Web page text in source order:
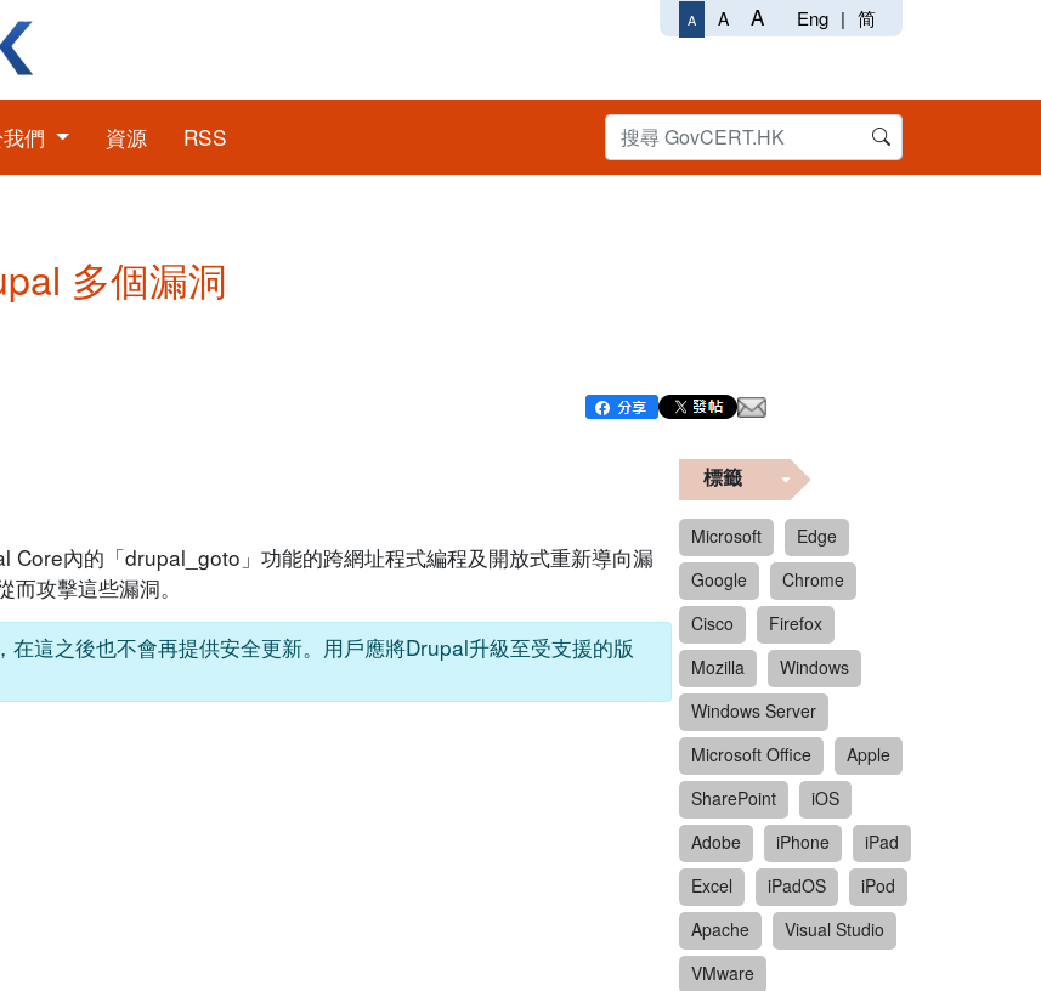
A A A Eng | 简
們 資源 RSS
多個漏洞
內的「drupal_goto」功能的跨網址程式編程及開放式重新導向漏
攻擊這些漏洞。
這之後也不會再提供安全更新。用戶應將Drupal升級至受支援的版
標籤
Microsoft
Edge
Google
Chrome
Cisco
Firefox
Mozilla
Windows
Windows Server
Microsoft Office
Apple
SharePoint
iOS
Adobe
iPhone
iPad
Excel
iPadOS
iPod
Apache
Visual Studio
VMware